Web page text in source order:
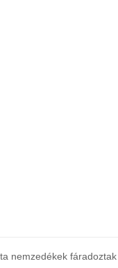
nemzedékek fáradoztak